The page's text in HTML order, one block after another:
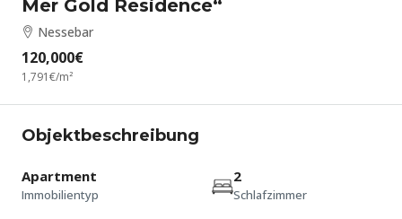
Mer Gold Residence“
Nessebar
120,000€
1,791€/m²
Objektbeschreibung
Apartment
Immobilientyp
2
Schlafzimmer